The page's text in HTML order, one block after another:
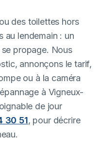
des toilettes hors
au lendemain : un
propage. Nous
annonçons le tarif,
ou à la caméra
à Vigneux-
de jour
30 51, pour décrire